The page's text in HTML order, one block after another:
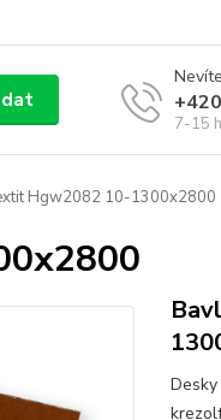
7-15
Hgw2082 10-1300x2800